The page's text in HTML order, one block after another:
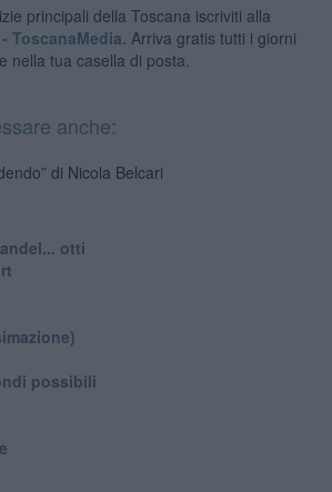
principali della Toscana iscriviti alla
ToscanaMedia. Arriva gratis tutti i giorni
nella tua casella di posta.
anche:
di Nicola Belcari
otti
possibili